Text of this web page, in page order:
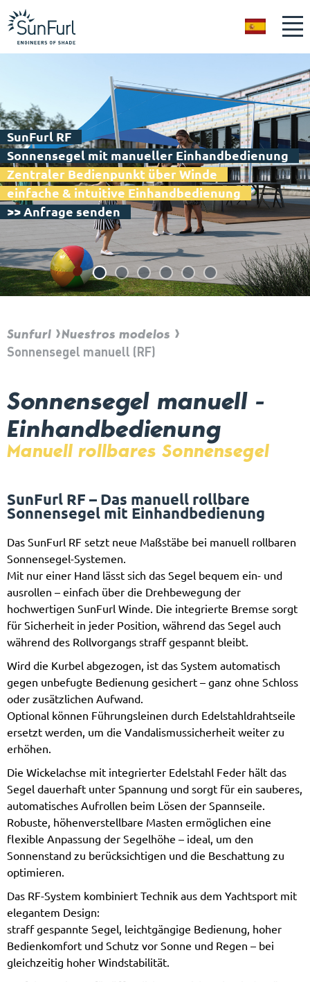
ES
Sunfurl Nuestros modelos
Sonnensegel manuell (RF)
SunFurl RF
Sonnensegel mit manueller Einhandbedienung
Zentraler Bedienpunkt über Winde
einfache & intuitive Einhandbedienung
>> Anfrage senden
Sonnensegel manuell -
Einhandbedienung
Manuell rollbares Sonnensegel
SunFurl RF – Das manuell rollbare
Sonnensegel mit Einhandbedienung
Das SunFurl RF setzt neue Maßstäbe bei manuell rollbaren
Sonnensegel-Systemen.
Mit nur einer Hand lässt sich das Segel bequem ein- und
ausrollen – einfach über die Drehbewegung der
hochwertigen SunFurl Winde. Die integrierte Bremse sorgt
für Sicherheit in jeder Position, während das Segel auch
während des Rollvorgangs straff gespannt bleibt.
Wird die Kurbel abgezogen, ist das System automatisch
gegen unbefugte Bedienung gesichert – ganz ohne Schloss
oder zusätzlichen Aufwand.
Optional können Führungsleinen durch Edelstahldrahtseile
ersetzt werden, um die Vandalismussicherheit weiter zu
erhöhen.
Die Wickelachse mit integrierter Edelstahl Feder hält das
Segel dauerhaft unter Spannung und sorgt für ein sauberes,
automatisches Aufrollen beim Lösen der Spannseile.
Robuste, höhenverstellbare Masten ermöglichen eine
flexible Anpassung der Segelhöhe – ideal, um den
Sonnenstand zu berücksichtigen und die Beschattung zu
optimieren.
Das RF-System kombiniert Technik aus dem Yachtsport mit
elegantem Design:
straff gespannte Segel, leichtgängige Bedienung, hoher
Bedienkomfort und Schutz vor Sonne und Regen – bei
gleichzeitig hoher Windstabilität.